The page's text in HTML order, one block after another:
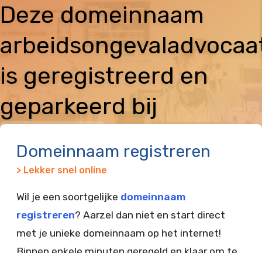
Deze domeinnaam
is geregistreerd en
geparkeerd bij
Domeinnaam registreren
> Lekker snel online
Wil je een soortgelijke domeinnaam
registreren? Aarzel dan niet en start direct
met je unieke domeinnaam op het internet!